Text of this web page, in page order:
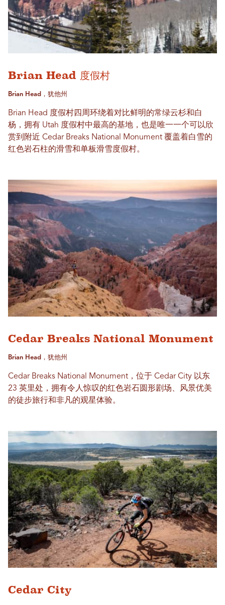
Brian Head 度假村
Brian Head，犹他州
Brian Head 度假村四周环绕着对比鲜明的常绿云杉和白
杨，拥有 Utah 度假村中最高的基地，也是唯一一个可以欣
赏到附近 Cedar Breaks National Monument 覆盖着白雪的
红色岩石柱的滑雪和单板滑雪度假村。
Cedar Breaks National Monument
Brian Head，犹他州
Cedar Breaks National Monument，位于 Cedar City 以东
23 英里处，拥有令人惊叹的红色岩石圆形剧场、风景优美
的徒步旅行和非凡的观星体验。
Cedar City